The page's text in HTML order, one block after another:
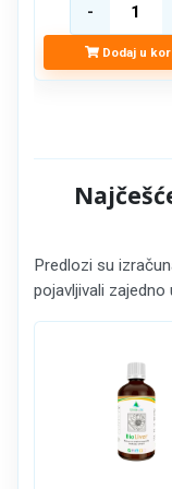
Dodaj u
Predlozi su
pojavljivali zajedno